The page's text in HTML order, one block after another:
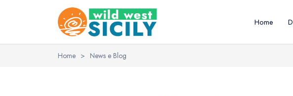
Home
Home > News e Blog